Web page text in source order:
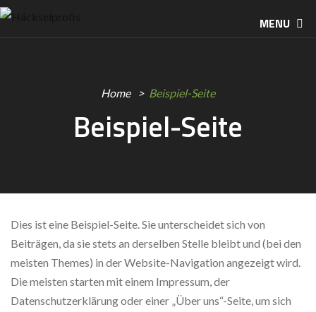
MENU
Home Beispiel-Seite
Beispiel-Seite
Dies ist eine Beispiel-Seite. Sie unterscheidet sich von
Beiträgen, da sie stets an derselben Stelle bleibt und (bei den
meisten Themes) in der Website-Navigation angezeigt wird.
Die meisten starten mit einem Impressum, der
Datenschutzerklärung oder einer „Über uns“-Seite, um sich